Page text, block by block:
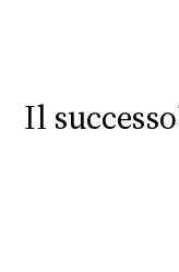
Il